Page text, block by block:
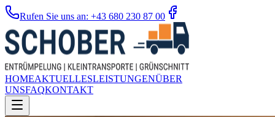
Rufen Sie uns an: +43 680 230 87 00
HOMEAKTUELLESLEISTUNGENÜBER
UNSFAQKONTAKT